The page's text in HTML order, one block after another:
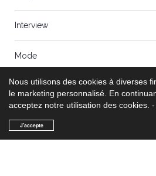
Interview
Mode
Politique de confidentialité
NOMBRE DE VISITES
Nous utilisons des cookies à diverses
le marketing personnalisé. En
acceptez notre utilisation des cookies. -
J'accepte